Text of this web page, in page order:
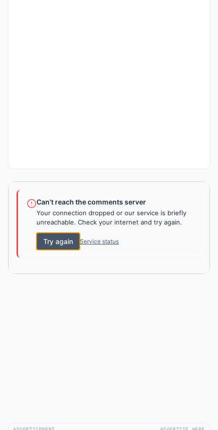
Can't reach the comments server
Your connection dropped or our service is briefly
unreachable. Check your internet and try again.
Try again Service status